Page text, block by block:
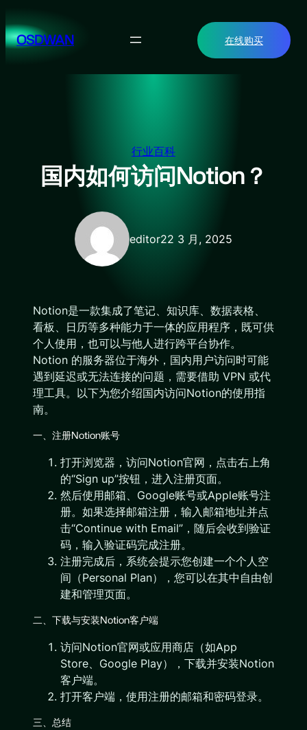
至
内OSDWAN 在线购买
行业百科
国内如何访问Notion？
editor22 3 月, 2025
Notion是一款集成了笔记、知识库、数据表格、
看板、日历等多种能力于一体的应用程序，既可供
个人使用，也可以与他人进行跨平台协作。
Notion 的服务器位于海外，国内用户访问时可能
遇到延迟或无法连接的问题，需要借助 VPN 或代
理工具。以下为您介绍国内访问Notion的使用指
南。
一、注册Notion账号
打开浏览器，访问Notion官网，点击右上角
的“Sign up”按钮，进入注册页面。
然后使用邮箱、Google账号或Apple账号注
册。如果选择邮箱注册，输入邮箱地址并点
击“Continue with Email”，随后会收到验证
码，输入验证码完成注册。
注册完成后，系统会提示您创建一个个人空
间（Personal Plan），您可以在其中自由创
建和管理页面。
二、下载与安装Notion客户端
访问Notion官网或应用商店（如App
Store、Google Play），下载并安装Notion
客户端。
打开客户端，使用注册的邮箱和密码登录。
三、总结